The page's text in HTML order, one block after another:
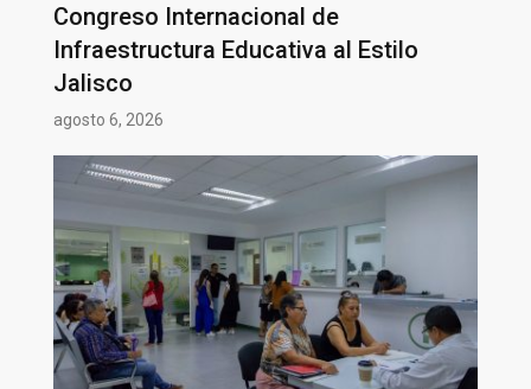
Congreso Internacional de
Infraestructura Educativa al Estilo
Jalisco
agosto 6, 2026